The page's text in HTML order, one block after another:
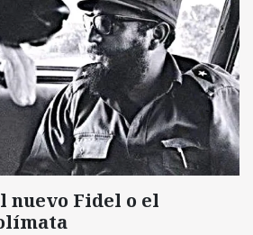
nuevo Fidel o el